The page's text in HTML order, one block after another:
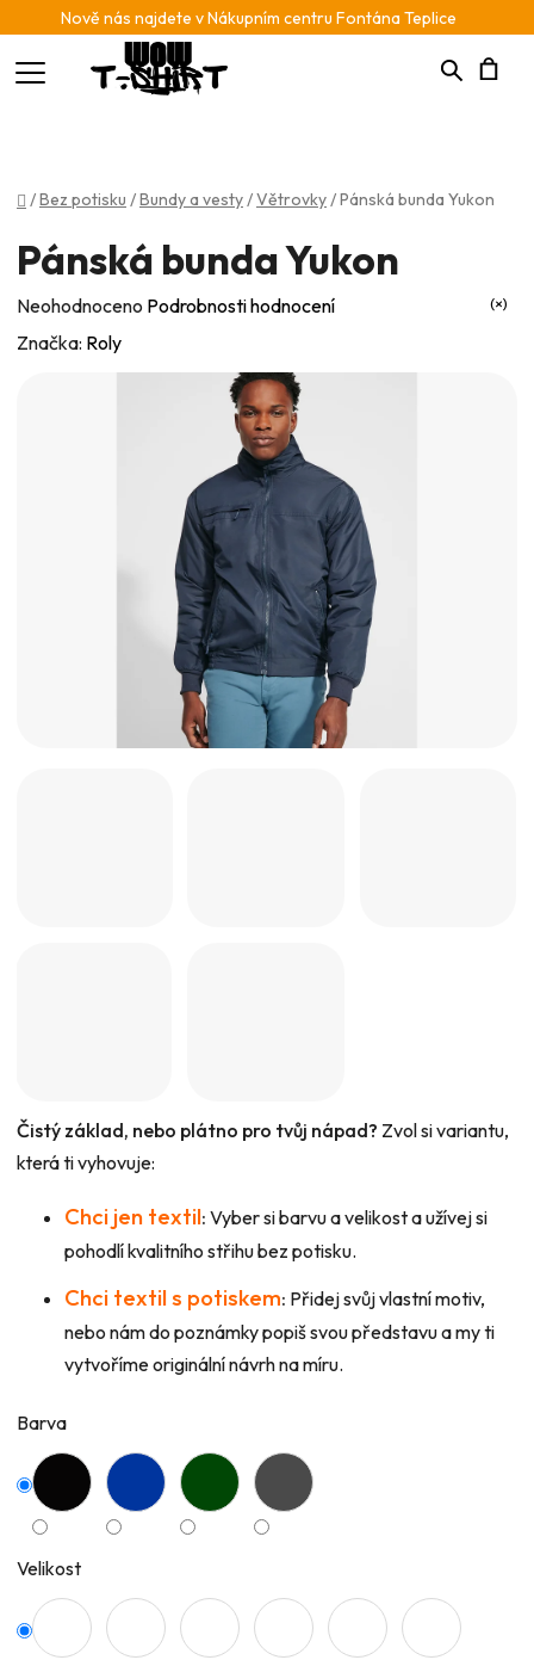
Nově nás najdete v Nákupním centru Fontána Teplice
Hledat
Domů
/Bez potisku /Bundy a vesty/Větrovky/Pánská bunda Yukon
Čistý základ, nebo plátno pro tvůj nápad? Zvol si variantu,
která ti vyhovuje:
Chci jen textil: Vyber si barvu a velikost a užívej si
pohodlí kvalitního střihu bez potisku.
Chci textil s potiskem: Přidej svůj vlastní motiv,
nebo nám do poznámky popiš svou představu a my ti
vytvoříme originální návrh na míru.
Barva
Velikost
Pánská bunda Yukon
Průměrné
hodnocení
Neohodnoceno Podrobnosti hodnocení
Značka: Roly